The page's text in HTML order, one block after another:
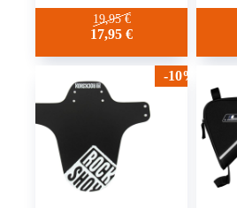
19,95€
17,95€
-10%